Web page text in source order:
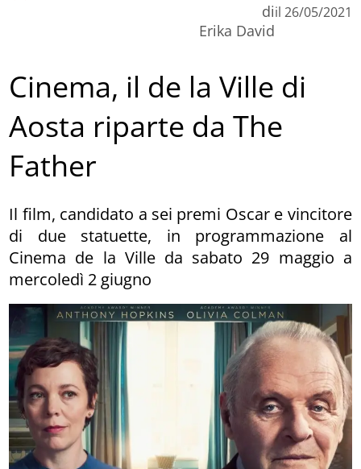
di
Erika David
il 26/05/2021
Cinema, il de la Ville di
Aosta riparte da The
Father
Il film, candidato a sei premi Oscar e vincitore
di due statuette, in programmazione al
Cinema de la Ville da sabato 29 maggio a
mercoledì 2 giugno